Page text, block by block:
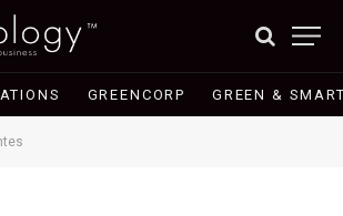
GREENCORP GREEN &